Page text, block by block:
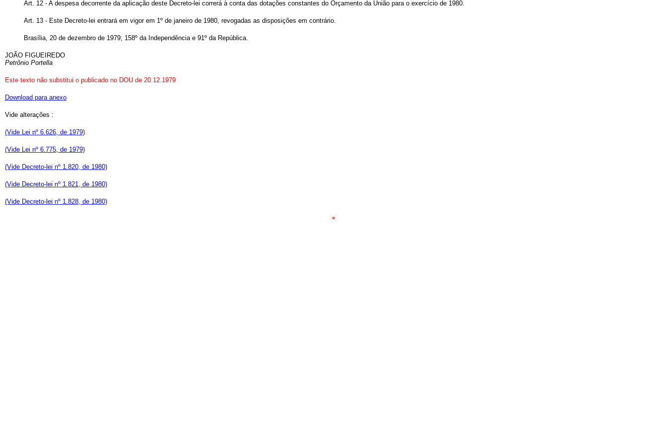
Art. 12 - A despesa decorrente da aplicação deste Decreto-lei correrá à conta das dotações constantes do Orçamento da União para o exercício de 1980.
Art. 13 - Este Decreto-lei entrará em vigor em 1º de janeiro de 1980, revogadas as disposições em contrário.
Brasília, 20 de dezembro de 1979; 158º da Independência e 91º da República.
JOÃO FIGUEIREDO
Petrônio Portella
Este texto não substitui o publicado no DOU de 20.12.1979
Download para anexo
Vide alterações :
(Vide Lei nº 6.626, de 1979)
(Vide Lei nº 6.775, de 1979)
(Vide Decreto-lei nº 1.820, de 1980)
(Vide Decreto-lei nº 1.821, de 1980)
(Vide Decreto-lei nº 1.828, de 1980)
*